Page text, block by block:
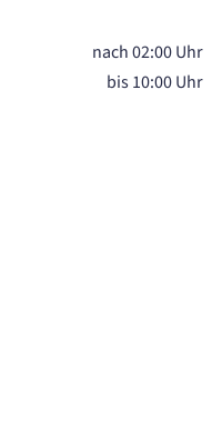
nach 02:00 Uhr
bis 10:00 Uhr